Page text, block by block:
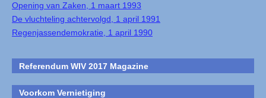
Opening van Zaken, 1 maart 1993
De vluchteling achtervolgd, 1 april 1991
Regenjassendemokratie, 1 april 1990
Referendum WIV 2017 Magazine
Voorkom Vernietiging